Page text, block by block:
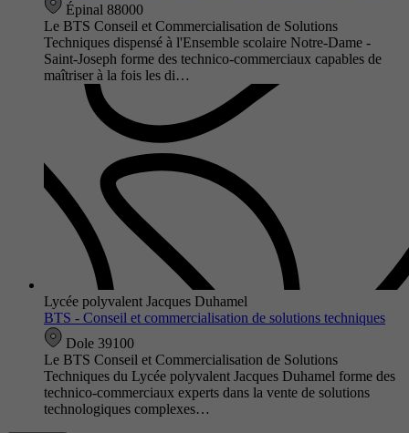
Épinal 88000
Le BTS Conseil et Commercialisation de Solutions
Techniques dispensé à l'Ensemble scolaire Notre-Dame -
Saint-Joseph forme des technico-commerciaux capables de
maîtriser à la fois les di…
Lycée polyvalent Jacques Duhamel
BTS - Conseil et commercialisation de solutions techniques
Dole 39100
Le BTS Conseil et Commercialisation de Solutions
Techniques du Lycée polyvalent Jacques Duhamel forme des
technico-commerciaux experts dans la vente de solutions
technologiques complexes…